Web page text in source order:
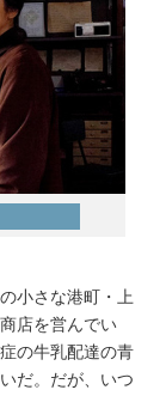
小さな港町・上
店を営んでい
の牛乳配達の青
だ。だが、いつ